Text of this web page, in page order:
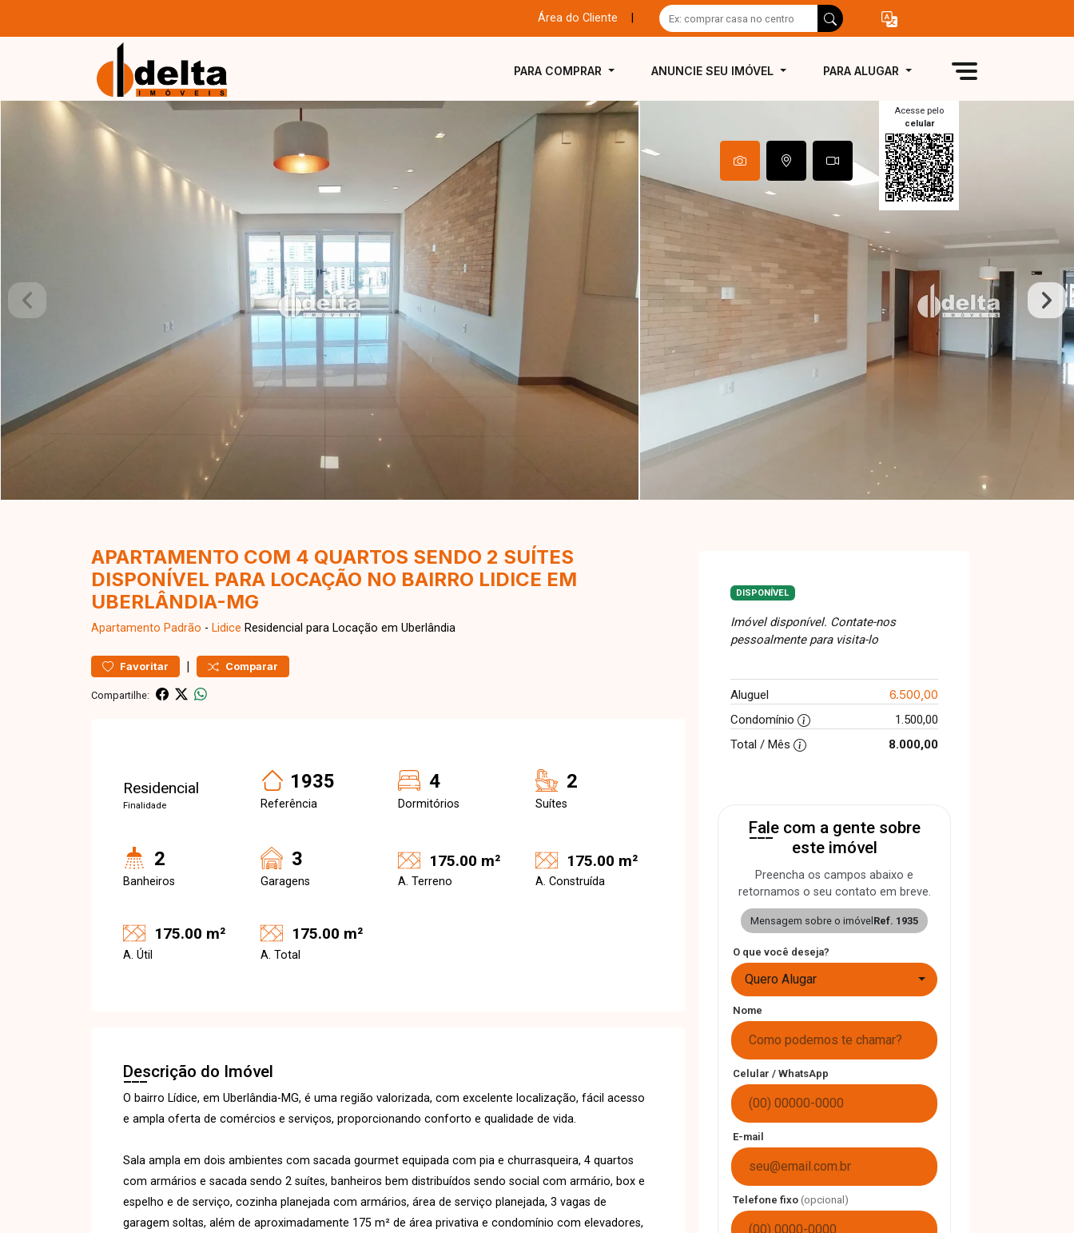
Área do Cliente
PARA COMPRAR ANUNCIE SEU IMÓVEL PARA ALUGAR
Acesse pelo
celular
APARTAMENTO COM 4 QUARTOS SENDO 2 SUÍTES
DISPONÍVEL PARA LOCAÇÃO NO BAIRRO LIDICE EM
UBERLÂNDIA-MG
Apartamento Padrão - Lidice Residencial para Locação em Uberlândia
Favoritar | Comparar
Compartilhe:
Residencial
Finalidade
1935
Referência
4
Dormitórios
2
Suítes
2
Banheiros
3
Garagens
175.00 m²
A. Terreno
175.00 m²
A. Construída
175.00 m²
A. Útil
175.00 m²
A. Total
Descrição do Imóvel
O bairro Lídice, em Uberlândia-MG, é uma região valorizada, com excelente localização, fácil acesso
e ampla oferta de comércios e serviços, proporcionando conforto e qualidade de vida.
Sala ampla em dois ambientes com sacada gourmet equipada com pia e churrasqueira, 4 quartos
com armários e sacada sendo 2 suítes, banheiros bem distribuídos sendo social com armário, box e
espelho e de serviço, cozinha planejada com armários, área de serviço planejada, 3 vagas de
garagem soltas, além de aproximadamente 175 m² de área privativa e condomínio com elevadores,
DISPONÍVEL
Imóvel disponível. Contate-nos
pessoalmente para visita-lo
Aluguel 6.500,00
Condomínio
1.500,00
Total / Mês
8.000,00
Fale com a gente sobre
este imóvel
Preencha os campos abaixo e
retornamos o seu contato em breve.
Mensagem sobre o imóvel Ref. 1935
O que você deseja?
Quero Alugar
Nome
Celular / WhatsApp
E-mail
Telefone fixo (opcional)